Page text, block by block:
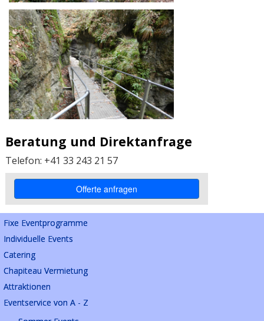
Beratung und Direktanfrage
Telefon: +41 33 243 21 57
Fixe Eventprogramme
Individuelle Events
Catering
Chapiteau Vermietung
Attraktionen
Eventservice von A - Z